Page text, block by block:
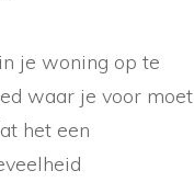
je woning op te
waar je voor moet
het een